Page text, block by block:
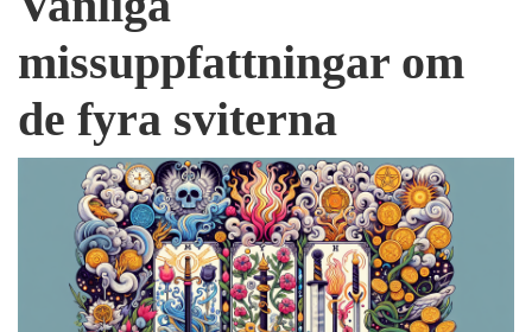
missuppfattningar om
de fyra sviterna